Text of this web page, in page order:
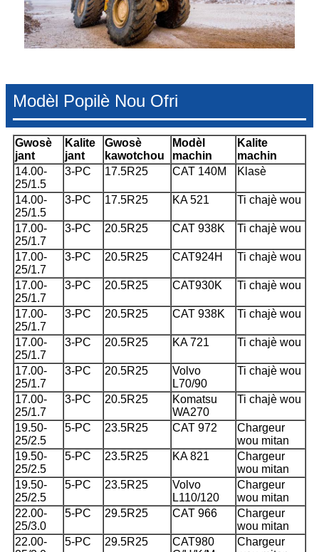
Modèl Popilè Nou Ofri
Gwosè
jant
Kalite
jant
Gwosè
kawotchou
Modèl
machin
Kalite
machin
14.00-
25/1.5
3-PC 17.5R25 CAT 140M Klasè
14.00-
25/1.5
3-PC 17.5R25 KA 521 Ti chajè wou
17.00-
25/1.7
3-PC 20.5R25 CAT 938K Ti chajè wou
17.00-
25/1.7
3-PC 20.5R25 CAT924H Ti chajè wou
17.00-
25/1.7
3-PC 20.5R25 CAT930K Ti chajè wou
17.00-
25/1.7
3-PC 20.5R25 CAT 938K Ti chajè wou
17.00-
25/1.7
3-PC 20.5R25 KA 721 Ti chajè wou
17.00-
25/1.7
3-PC 20.5R25
Volvo
L70/90
Ti chajè wou
17.00-
25/1.7
3-PC 20.5R25
Komatsu
WA270
Ti chajè wou
19.50-
25/2.5
5-PC 23.5R25 CAT 972
Chargeur
wou mitan
19.50-
25/2.5
5-PC 23.5R25 KA 821
Chargeur
wou mitan
19.50-
25/2.5
5-PC 23.5R25
Volvo
L110/120
Chargeur
wou mitan
22.00-
25/3.0
5-PC 29.5R25 CAT 966
Chargeur
wou mitan
22.00-
5-PC 29.5R25
CAT980
Chargeur